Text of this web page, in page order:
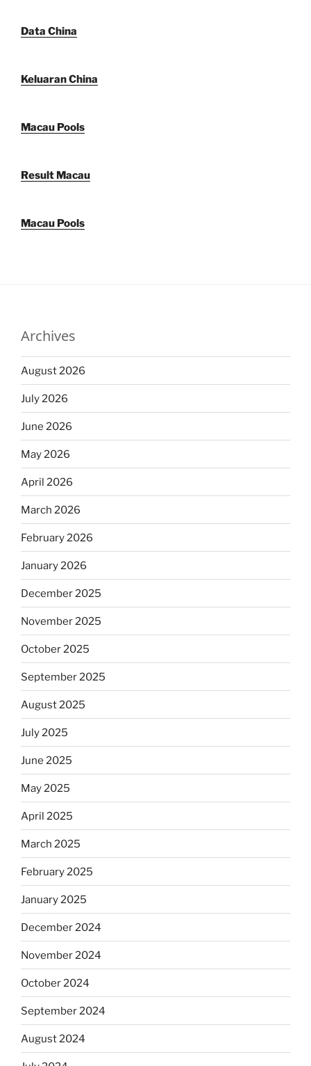
Data China
Keluaran China
Macau Pools
Result Macau
Macau Pools
Archives
August 2026
July 2026
June 2026
May 2026
April 2026
March 2026
February 2026
January 2026
December 2025
November 2025
October 2025
September 2025
August 2025
July 2025
June 2025
May 2025
April 2025
March 2025
February 2025
January 2025
December 2024
November 2024
October 2024
September 2024
August 2024